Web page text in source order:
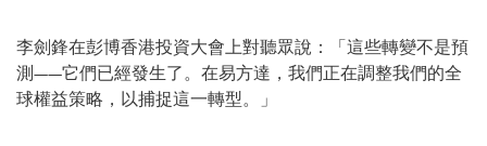
李劍鋒在彭博香港投資大會上對聽眾說：「這些轉變不是預
測——它們已經發生了。在易方達，我們正在調整我們的全
球權益策略，以捕捉這一轉型。」